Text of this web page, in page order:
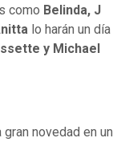
como Belinda, J
lo harán un día
y Michael
novedad en un